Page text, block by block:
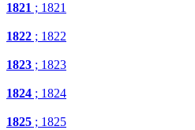
1821 ; 1821
1822 ; 1822
1823 ; 1823
1824 ; 1824
1825 ; 1825